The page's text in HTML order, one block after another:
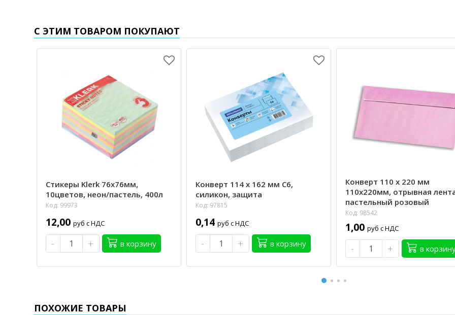
С ЭТИМ ТОВАРОМ ПОКУПАЮТ
Стикеры Klerk 76х76мм,
10цветов, неон/пастель, 400л
Код: 99973
12,00 руб с НДС
- + в корзину
Конверт 114 х 162 мм С6,
силикон, защита
Код: 97815
0,14 руб с НДС
- + в корзину
Конверт 110 х 220 мм
110х220мм, отрывная
пастельный розовый
Код: 98542
1,00 руб с НДС
- + в
ПОХОЖИЕ ТОВАРЫ